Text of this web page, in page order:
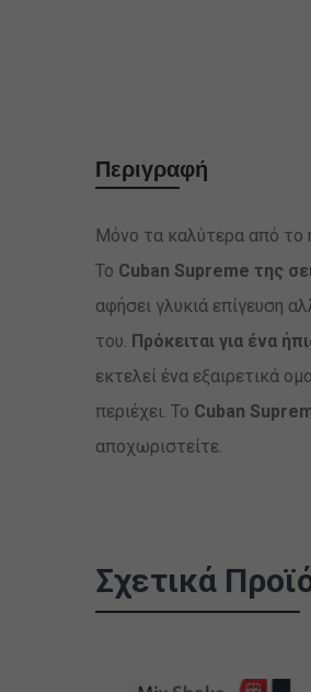
Περιγραφή
Μόνο τα καλύτερα από το
Το Cuban Supreme της
αφήσει γλυκιά επίγευση
του. Πρόκειται για ένα
εκτελεί ένα εξαιρετικά
περιέχει. Το Cuban
αποχωριστείτε.
Σχετικά